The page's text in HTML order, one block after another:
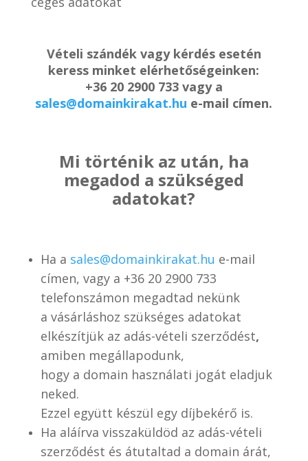
Vételi szándék vagy kérdés esetén
keress minket elérhetőségeinken:
+36 20 2900 733 vagy a
sales@domainkirakat.hu e-mail címen.
Mi történik az után, ha
megadod a szükséged
adatokat?
Ha a sales@domainkirakat.hu e-mail
címen, vagy a +36 20 2900 733
telefonszámon megadtad nekünk
a vásárláshoz szükséges adatokat
elkészítjük az adás-vételi szerződést,
amiben megállapodunk,
hogy a domain használati jogát eladjuk
neked.
Ezzel együtt készül egy díjbekérő is.
Ha aláírva visszaküldöd az adás-vételi
szerződést és átutaltad a domain árát,